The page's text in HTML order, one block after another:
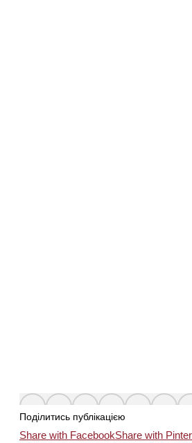
Поділитись публікацією
Share with FacebookShare with